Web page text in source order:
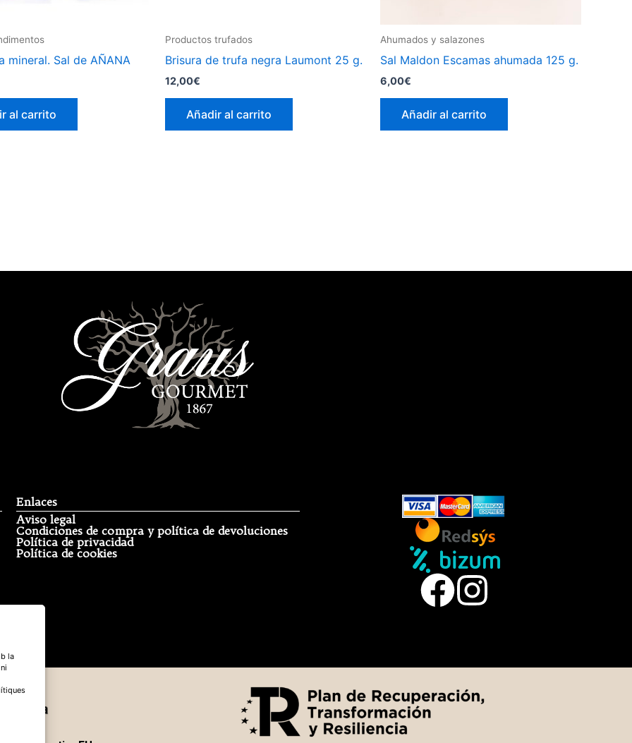
la
mineral. Sal de AÑANA
al carrito
Productos trufados
Brisura de trufa negra Laumont 25 g.
12,00€
Añadir al carrito
Ahumados y salazones
Sal Maldon Escamas ahumada 125 g.
6,00€
Añadir al carrito
Enlaces
Aviso legal
Condiciones de compra y política de devoluciones
Política de privacidad
Política de cookies